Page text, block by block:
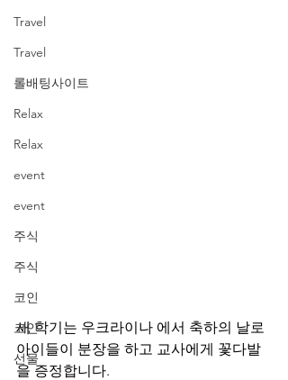
Travel
Travel
롤배팅사이트
Relax
Relax
event
event
주식
주식
코인
코인
선물
새 학기는 우크라이나 에서 축하의 날로
아이들이 분장을 하고 교사에게 꽃다발
을 증정합니다.